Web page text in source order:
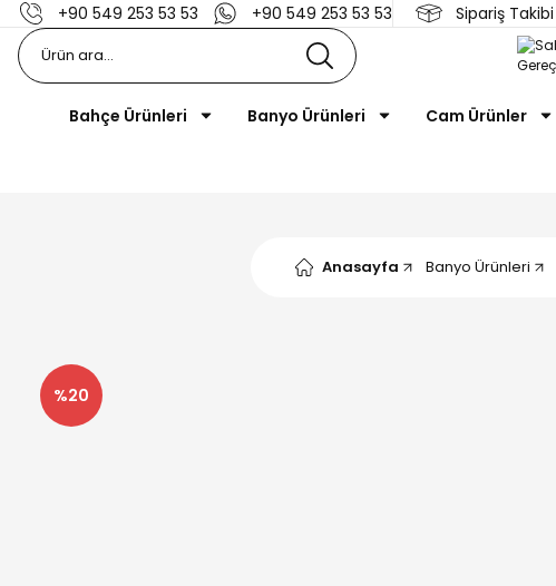
+90 549 253 53 53 +90 549 253 53 53 Sipariş Takibi
Bahçe Ürünleri Banyo Ürünleri Cam Ürünler
Anasayfa Banyo Ürünleri
%20